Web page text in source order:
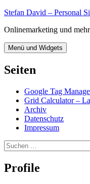
Zum
springen
Stefan David – Personal
Onlinemarketing und
Menü und Widgets
Seiten
Google Tag
Grid Calculator –
Archiv
Datenschutz
Impressum
Suchen
nach:
Profile